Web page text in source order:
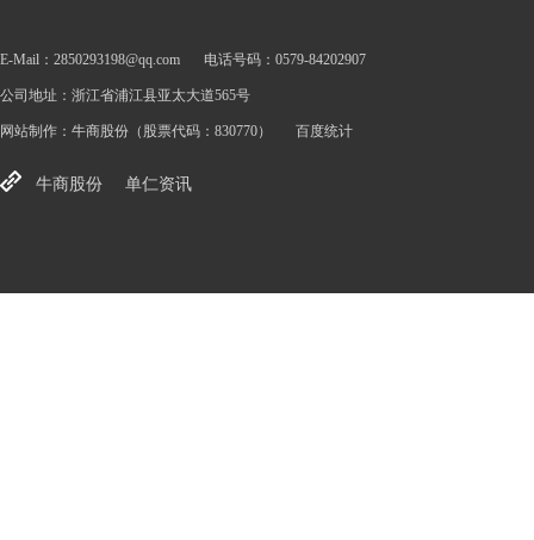
E-Mail：2850293198@qq.com 电话号码：0579-84202907
公司地址：浙江省浦江县亚太大道565号
网站制作： 牛商股份 （股票代码：830770） 百度统计
牛商股份 单仁资讯